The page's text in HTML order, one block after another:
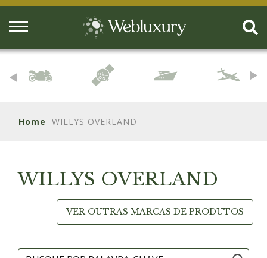
Home WILLYS OVERLAND
WILLYS OVERLAND
VER OUTRAS MARCAS DE PRODUTOS